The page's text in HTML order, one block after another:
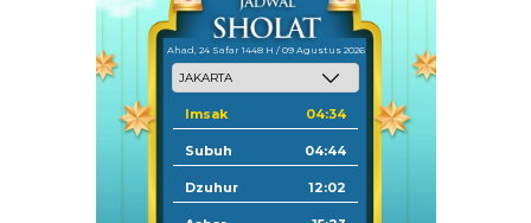
Ahad, 24 Safar 1448 H / 09 Agustus 2026
Imsak 04:34
Subuh 04:44
Dzuhur 12:02